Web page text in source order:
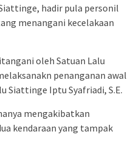
hadir pula personil
menangani kecelakaan
oleh Satuan Lalu
penanganan awal
Siattinge Iptu Syafriadi, S.E.
mengakibatkan
kendaraan yang tampak